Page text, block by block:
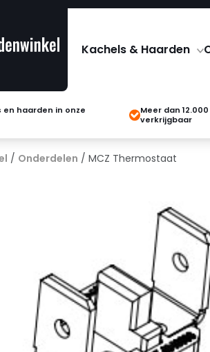
Kachels & Haarden
en haarden in onze
Meer dan
verkrijgbaar
/ Onderdelen / MCZ Thermostaat